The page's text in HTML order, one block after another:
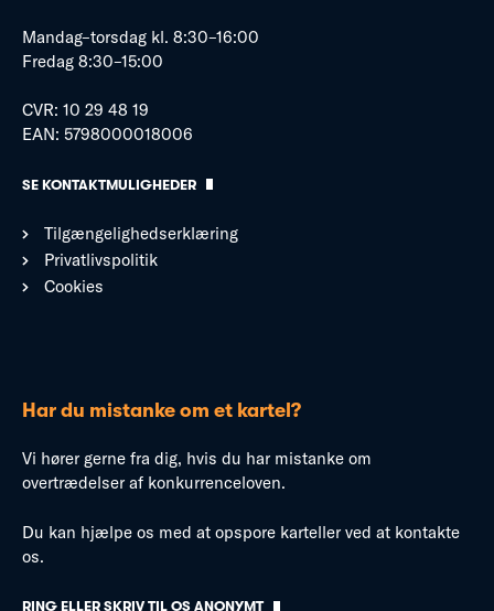
Mandag–torsdag kl. 8:30–16:00
Fredag 8:30–15:00
CVR: 10 29 48 19
EAN: 5798000018006
SE KONTAKTMULIGHEDER
Tilgængelighedserklæring
Privatlivspolitik
Cookies
Har du mistanke om et kartel?
Vi hører gerne fra dig, hvis du har mistanke om
overtrædelser af konkurrenceloven.
Du kan hjælpe os med at opspore karteller ved at kontakte
os.
RING ELLER SKRIV TIL OS ANONYMT